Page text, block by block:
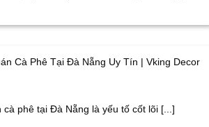
Cà Phê Tại Đà Nẵng Uy Tín | Vking Decor
cà phê tại Đà Nẵng là yếu tố cốt lõi [...]